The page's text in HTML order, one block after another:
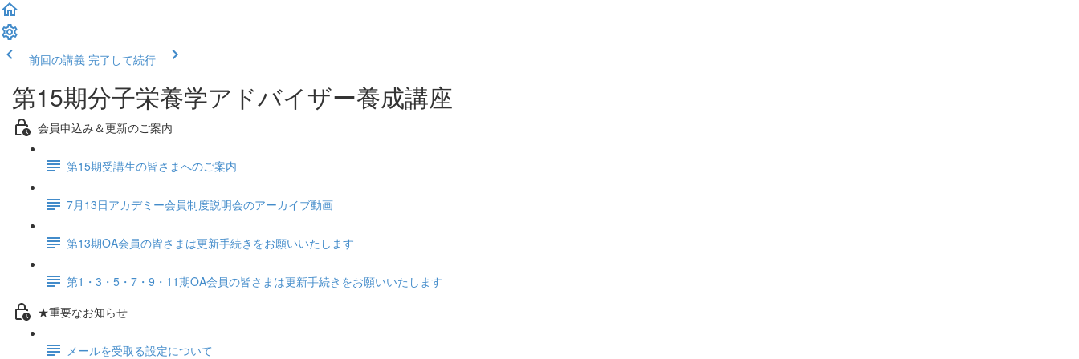
前回の講義 完了して続行
第15期分子栄養学アドバイザー養成講座
会員申込み＆更新のご案内
第15期受講生の皆さまへのご案内
7月13日アカデミー会員制度説明会のアーカイブ動画
第13期OA会員の皆さまは更新手続きをお願いいたします
第1・3・5・7・9・11期OA会員の皆さまは更新手続きをお願いいたします
★重要なお知らせ
メールを受取る設定について